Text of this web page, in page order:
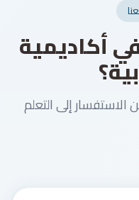
أكاديمية
إلى التعلم